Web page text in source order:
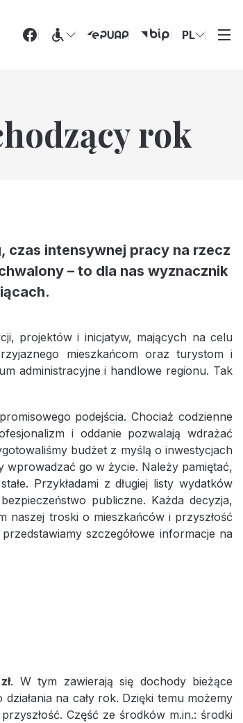
PL
rok
czas intensywnej pracy na rzecz
– to dla nas wyznacznik
projektów i inicjatyw, mających na celu
mieszkańcom oraz turystom i
administracyjne i handlowe regionu. Tak
podejścia. Chociaż codzienne
i oddanie pozwalają wdrażać
budżet z myślą o inwestycjach
go w życie. Należy pamiętać,
Przykładami z długiej listy wydatków
publiczne. Każda decyzja,
naszej troski o mieszkańców i przyszłość
szczegółowe informacje na
. W tym zawierają się dochody bieżące
na cały rok. Dzięki temu możemy
Część ze środków m.in.: środki